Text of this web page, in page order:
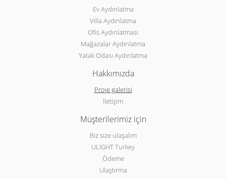
Ev Aydınlatma
Villa Aydınlatma
Ofis Aydınlatması
Mağazalar Aydınlatma
Yatak Odası Aydınlatma
Hakkımızda
Proje galerisi
İletişim
Müşterilerimiz için
Biz size ulaşalım
ULIGHT Turkey
Ödeme
Ulaştırma